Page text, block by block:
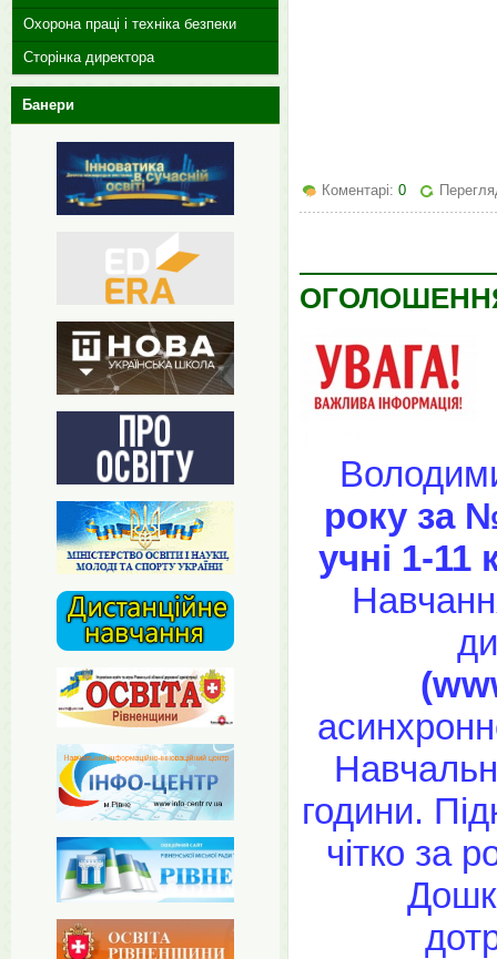
Коментарі: 0
року за
учні 1-11
години.
чітко за
Охорона праці і техніка безпеки
Сторінка директора
Банери